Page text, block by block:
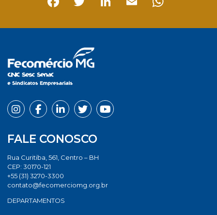
FALE CONOSCO
Rua Curitiba, 561, Centro – BH
CEP: 30170-121
+55 (31) 3270-3300
contato@fecomerciomg.org.br
DEPARTAMENTOS